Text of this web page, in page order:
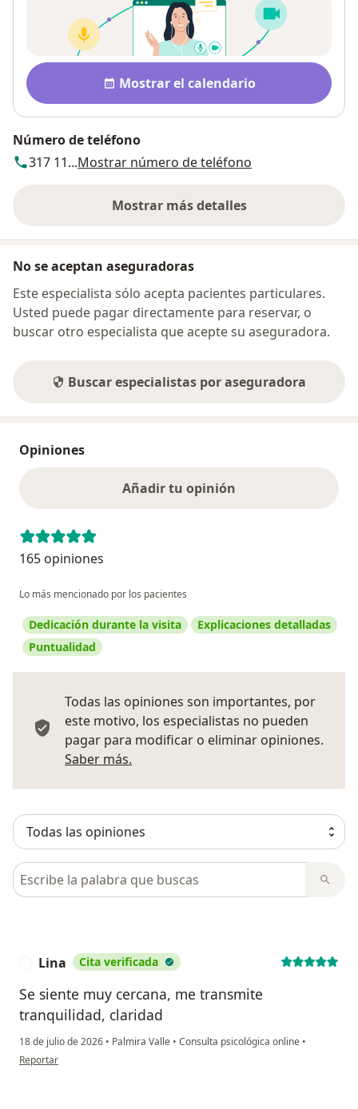
Disponibilidad
Mostrar el calendario
Número de teléfono
317 11...Mostrar número de teléfono
Mostrar más detalles
sobre la dirección
No se aceptan aseguradoras
Este especialista sólo acepta pacientes particulares.
Usted puede pagar directamente para reservar, o
buscar otro especialista que acepte su aseguradora.
Buscar especialistas por aseguradora
Opiniones
Añadir tu opinión
165 opiniones
Lo más mencionado por los pacientes
Dedicación durante la visita
Explicaciones detalladas
Puntualidad
Todas las opiniones son importantes, por
este motivo, los especialistas no pueden
pagar para modificar o eliminar opiniones.
Saber más.
Busca en opiniones
Lina Cita verificada
Se siente muy cercana, me transmite
tranquilidad, claridad
18 de julio de 2026 • Palmira Valle • Consulta psicológica online •
en opinión del usuario Lina
Reportar